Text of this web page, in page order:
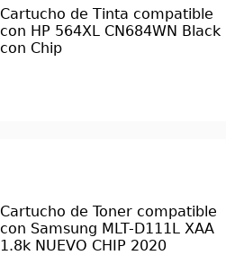
Cartucho de Tinta compatible
con HP 564XL CN684WN Black
con Chip
Cartucho de Toner compatible
con Samsung MLT-D111L XAA
1.8k NUEVO CHIP 2020